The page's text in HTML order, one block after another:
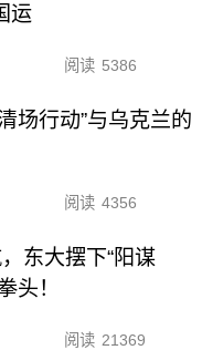
运
阅读 5386
场行动”与乌克兰的
阅读 4356
东大摆下“阳谋
头！
阅读 21369